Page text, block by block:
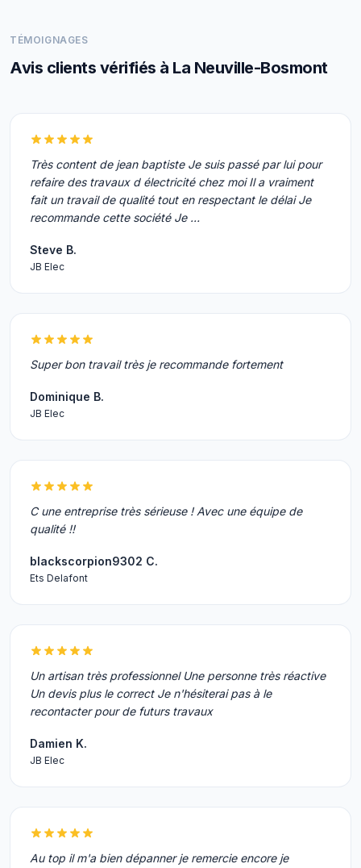
TÉMOIGNAGES
Avis clients vérifiés à La Neuville-Bosmont
Très content de jean baptiste Je suis passé par lui pour
refaire des travaux d électricité chez moi Il a vraiment
fait un travail de qualité tout en respectant le délai Je
recommande cette société Je …
Steve B.
JB Elec
Super bon travail très je recommande fortement
Dominique B.
JB Elec
C une entreprise très sérieuse ! Avec une équipe de
qualité !!
blackscorpion9302 C.
Ets Delafont
Un artisan très professionnel Une personne très réactive
Un devis plus le correct Je n'hésiterai pas à le
recontacter pour de futurs travaux
Damien K.
JB Elec
Au top il m'a bien dépanner je remercie encore je